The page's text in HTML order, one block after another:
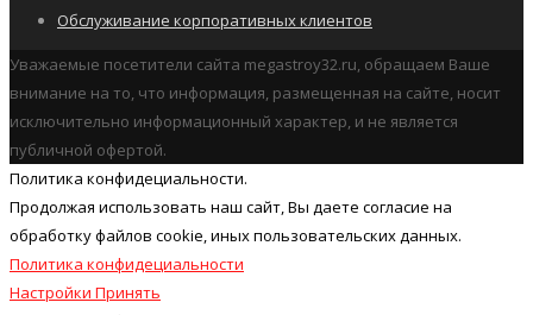
Обслуживание корпоративных клиентов
Уважаемые посетители сайта megastroy32.ru, обращаем Ваше
внимание на то, что информация, размещенная на сайте, носит
исключительно информационный характер, и не является
публичной офертой.
Политика конфидециальности.
Продолжая использовать наш cайт, Вы даете согласие на
обработку файлов cookie, иных пользовательских данных.
Политика конфидециальности
Настройки Принять